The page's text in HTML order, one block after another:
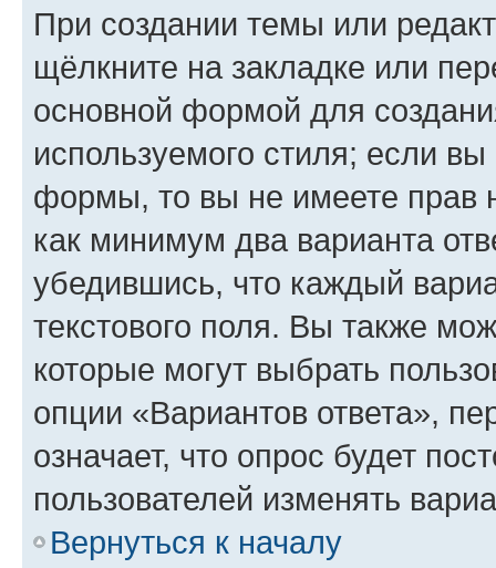
При создании темы или
щёлкните на закладке или
основной формой для
используемого стиля; если
формы, то вы не имеете прав
как минимум два варианта
убедившись, что каждый
текстового поля. Вы также
которые могут выбрать
опции «Вариантов ответа»,
означает, что опрос будет
пользователей изменять
Вернуться к началу